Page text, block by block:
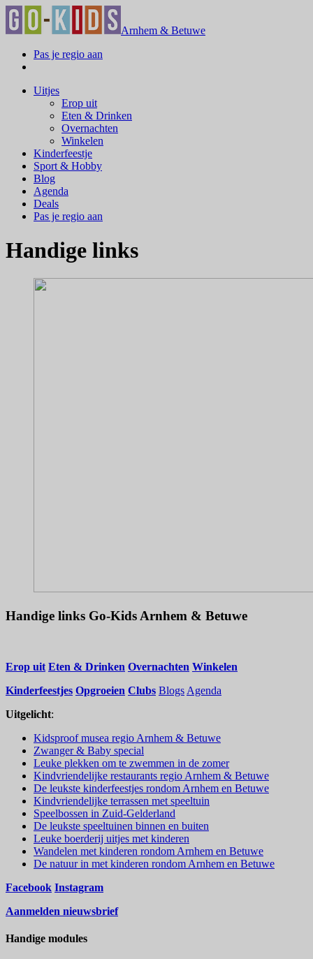
Arnhem & Betuwe
Pas je regio aan
Uitjes
Erop uit
Eten & Drinken
Overnachten
Winkelen
Kinderfeestje
Sport & Hobby
Blog
Agenda
Deals
Pas je regio aan
Handige links
Handige links Go-Kids Arnhem & Betuwe
Erop uit Eten & Drinken Overnachten Winkelen
Kinderfeestjes Opgroeien Clubs Blogs Agenda
Uitgelicht:
Kidsproof musea regio Arnhem & Betuwe
Zwanger & Baby special
Leuke plekken om te zwemmen in de zomer
Kindvriendelijke restaurants regio Arnhem & Betuwe
De leukste kinderfeestjes rondom Arnhem en Betuwe
Kindvriendelijke terrassen met speeltuin
Speelbossen in Zuid-Gelderland
De leukste speeltuinen binnen en buiten
Leuke boerderij uitjes met kinderen
Wandelen met kinderen rondom Arnhem en Betuwe
De natuur in met kinderen rondom Arnhem en Betuwe
Facebook Instagram
Aanmelden nieuwsbrief
Handige modules